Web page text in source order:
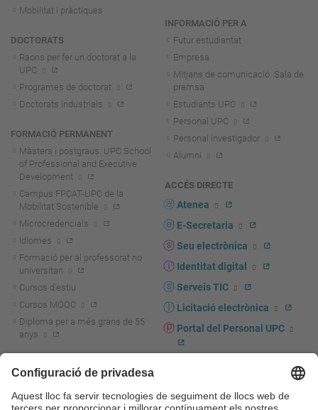
Mobilitat i pràctiques
DOCTORATS
Raons per fer un doctorat a la
UPC
Programes de doctorat
Doctorats industrials
FORMACIÓ PERMANENT
Màsters i postgraus. UPC School
of Professional and Executive
Development
Campus FPCAT-UPC de la
Mobilitat Sostenible
Microcredencials
Idiomes
Formació per al professorat no
universitari
Cursos d'estiu
Cursos MOOC
Diploma per a més grans de 55
anys
Actualitat R+D+I
La recerca a la UPC
INFORMACIÓ PER A
Futur estudiantat
Empresa
Mitjans de comunicació. Sala de
premsa
Estudiants UPC
Personal UPC
Personal investigador
Alumni
ACCÉS DIRECTE
Atenea
E-Secretaria
Seu electrònica
Identitat digital
Serveis TIC
Licitació electrònica
Portal del Personal UPC
UPCshop, marxandatge